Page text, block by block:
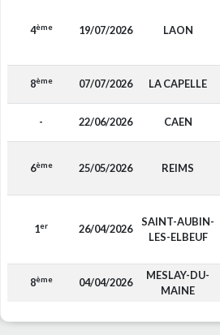
4ème 19/07/2026 LAON
8ème 07/07/2026 LA CAPELLE
- 22/06/2026 CAEN
6ème 25/05/2026 REIMS
1er 26/04/2026
SAINT-AUBIN-
LES-ELBEUF
8ème 04/04/2026
MESLAY-DU-
MAINE